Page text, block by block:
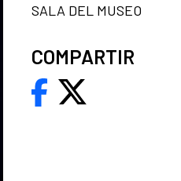
SALA DEL MUSEO
COMPARTIR